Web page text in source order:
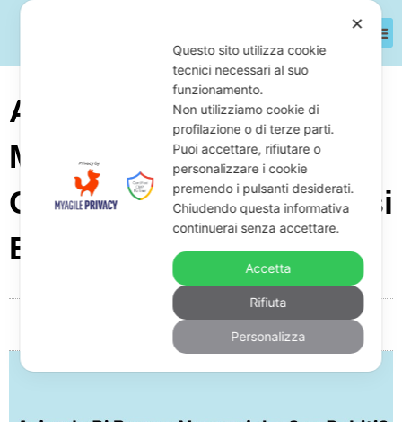
Azienda Di Presse
Meccaniche Con Debiti:
Cosa Fare Per Difendersi
E Come
05:13
✕
Questo sito utilizza cookie
tecnici necessari al suo
funzionamento.
Non utilizziamo cookie di
profilazione o di terze parti.
Puoi accettare, rifiutare o
personalizzare i cookie
premendo i pulsanti desiderati.
Chiudendo questa informativa
continuerai senza accettare.
Accetta
Rifiuta
Personalizza